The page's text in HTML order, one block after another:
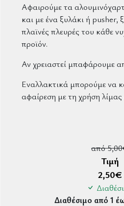
Αφαιρούμε τα
και με ένα ξυλάκι ή pusher,
πλαϊνές πλευρές του κάθε
προϊόν.
Αν χρειαστεί μπαφάρουμε
Εναλλακτικά μπορούμε να
αφαίρεση με τη χρήση
από
Τιμή
2,50€
Διαθέσιμο από 1